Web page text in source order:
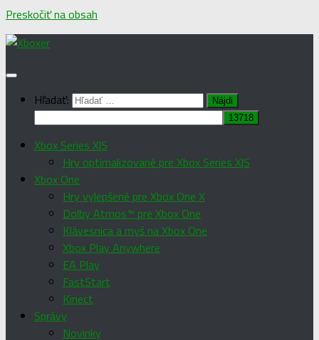
Preskočiť na obsah
Hľadať:
Xbox Series X|S
Hry optimalizované pre Xbox Series X|S
Xbox One
Hry vylepšené pre Xbox One X
Dolby Atmos™ pre Xbox One
Klávesnica a myš na Xbox One
Xbox Play Anywhere
EA Play
FastStart
Kinect
Správy
Novinky